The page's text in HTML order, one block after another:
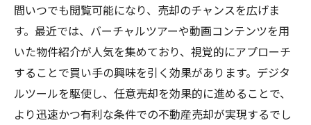
収集
成功する任意売却不動産売却の秘訣を徹底解説
成功事例から学ぶ任意売却のポイント
売却プロセスを効率化するためのツールと
テクニック
間いつでも閲覧可能になり、売却のチャンスを広げま
す。最近では、バーチャルツアーや動画コンテンツを用
いた物件紹介が人気を集めており、視覚的にアプローチ
することで買い手の興味を引く効果があります。デジタ
ルツールを駆使し、任意売却を効果的に進めることで、
より迅速かつ有利な条件での不動産売却が実現するでし